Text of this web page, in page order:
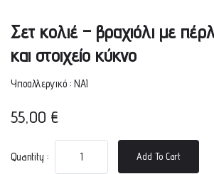
Σετ κολιέ – βραχιόλι με
και στοιχείο κύκνο
Υποαλλεργικό : ΝΑΙ
55,00 €
Quantity : Add To Cart